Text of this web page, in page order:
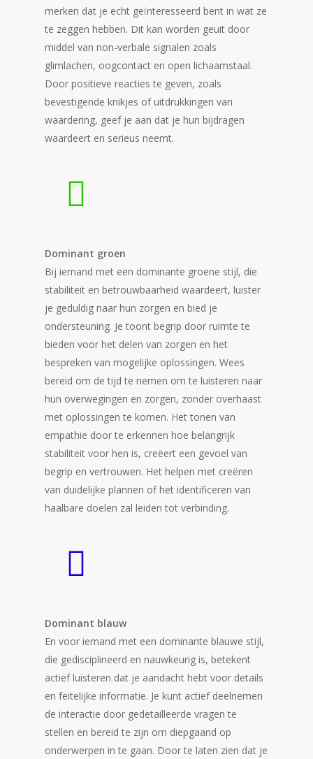
merken dat je echt geïnteresseerd bent in wat ze
te zeggen hebben. Dit kan worden geuit door
middel van non-verbale signalen zoals
glimlachen, oogcontact en open lichaamstaal.
Door positieve reacties te geven, zoals
bevestigende knikjes of uitdrukkingen van
waardering, geef je aan dat je hun bijdragen
waardeert en serieus neemt.
Dominant groen
Bij iemand met een dominante groene stijl, die
stabiliteit en betrouwbaarheid waardeert, luister
je geduldig naar hun zorgen en bied je
ondersteuning. Je toont begrip door ruimte te
bieden voor het delen van zorgen en het
bespreken van mogelijke oplossingen. Wees
bereid om de tijd te nemen om te luisteren naar
hun overwegingen en zorgen, zonder overhaast
met oplossingen te komen. Het tonen van
empathie door te erkennen hoe belangrijk
stabiliteit voor hen is, creëert een gevoel van
begrip en vertrouwen. Het helpen met creëren
van duidelijke plannen of het identificeren van
haalbare doelen zal leiden tot verbinding.
Dominant blauw
En voor iemand met een dominante blauwe stijl,
die gedisciplineerd en nauwkeurig is, betekent
actief luisteren dat je aandacht hebt voor details
en feitelijke informatie. Je kunt actief deelnemen
de interactie door gedetailleerde vragen te
stellen en bereid te zijn om diepgaand op
onderwerpen in te gaan. Door te laten zien dat je